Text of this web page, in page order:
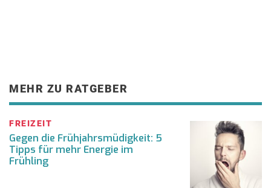
MEHR ZU RATGEBER
FREIZEIT
Gegen die Frühjahrsmüdigkeit: 5
Tipps für mehr Energie im
Frühling